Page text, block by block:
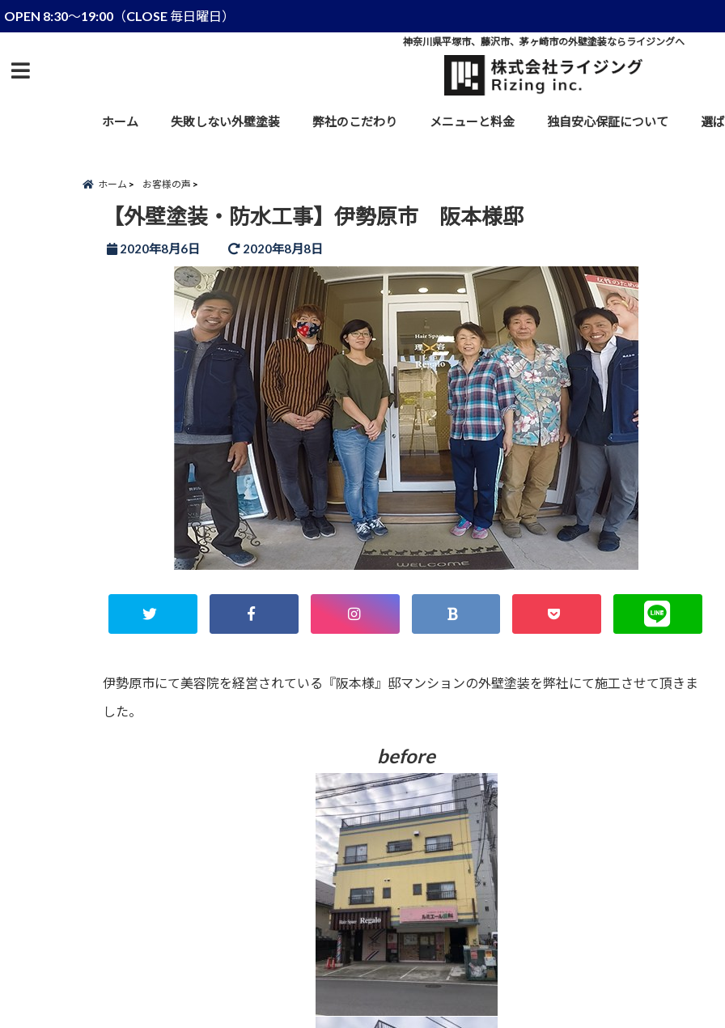
OPEN 8:30～19:00（CLOSE 毎日曜日）
神奈川県平塚市、藤沢市、茅ヶ崎市の外壁塗装ならライジングへ
ホーム 失敗しない外壁塗装 弊社のこだわり メニューと料金 独自安心保証について 選
ホーム お客様の声
【外壁塗装・防水工事】伊勢原市 阪本様邸
2020年8月6日 2020年8月8日
伊勢原市にて美容院を経営されている『阪本様』邸マンションの外壁塗装を弊社にて施工させて頂きま
した。
before